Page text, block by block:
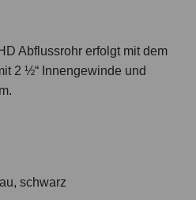
Abflussrohr erfolgt mit dem
2 ½“ Innengewinde und
schwarz